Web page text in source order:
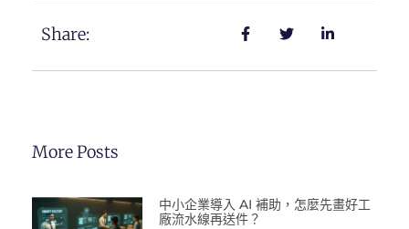
Share:
More Posts
中小企業導入 AI 補助，怎麼先畫好工
廠流水線再送件？